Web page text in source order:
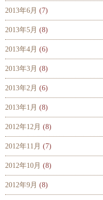
2013年6月 (7)
2013年5月 (8)
2013年4月 (6)
2013年3月 (8)
2013年2月 (6)
2013年1月 (8)
2012年12月 (8)
2012年11月 (7)
2012年10月 (8)
2012年9月 (8)